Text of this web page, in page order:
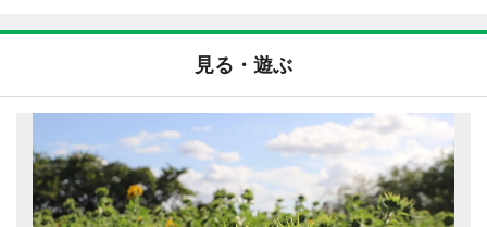
見る・遊ぶ